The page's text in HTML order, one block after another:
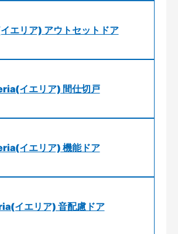
エリア) アウトセットドア
イエリア) 間仕切戸
イエリア) 機能ドア
イエリア) 音配慮ドア